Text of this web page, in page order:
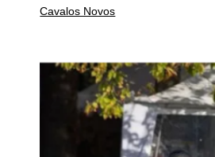
Cavalos Novos